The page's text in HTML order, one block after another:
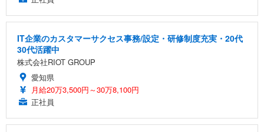
IT企業のカスタマーサクセス事務/設定・研修制度充実・20代
30代活躍中
株式会社RIOT GROUP
愛知県
月給20万3,500円～30万8,100円
正社員